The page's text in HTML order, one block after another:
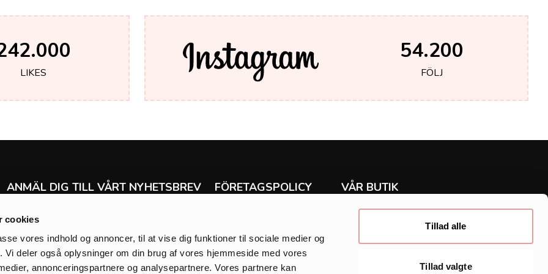
cookies
vores indhold og annoncer, til at vise dig funktioner til sociale medier og
deler også oplysninger om din brug af vores hjemmeside med vores
annonceringspartnere og analysepartnere. Vores partnere kan
Tillad alle
Tillad valgte
LIKES
54.200
FÖLJ
ANMÄL DIG TILL VÅRT NYHETSBREV
och försäljning till tävlingar, nya produkter och
mycket mycket mer.
FÖRETAGSPOLICY
Handelsvillkor
Integritetspolicy
Cookies
VÅR BUTIK
Skjorta